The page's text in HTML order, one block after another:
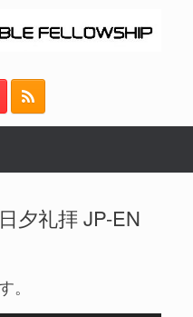
夕礼拝 JP-EN